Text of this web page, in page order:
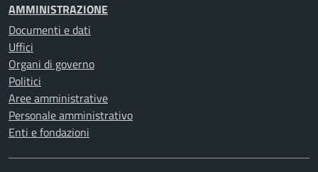
AMMINISTRAZIONE
Documenti e dati
Uffici
Organi di governo
Politici
Aree amministrative
Personale amministrativo
Enti e fondazioni